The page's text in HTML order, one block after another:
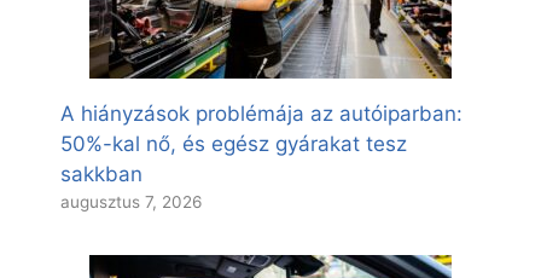
A hiányzások problémája az autóiparban:
50%-kal nő, és egész gyárakat tesz
sakkban
augusztus 7, 2026